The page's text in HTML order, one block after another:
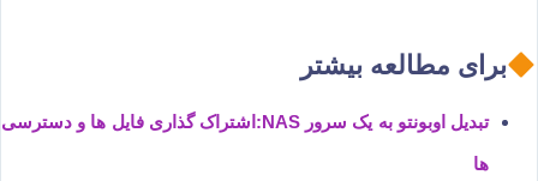
برای مطالعه بیشتر
تبدیل اوبونتو به یک سرور NAS:اشتراک گذاری فایل ها و دسترسی
ها